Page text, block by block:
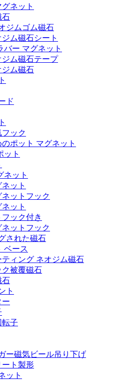
ネット
石
ジムゴム磁石
ム磁石シート
バー マグネット
ム磁石テープ
ジム磁石
ド
ック
ポット マグネット
ット
ネット
ット
ットフック
ット
ック付き
ットフック
された磁石
ベース
ティング ネオジム磁石
ク被覆磁石
石
ト
ー
転子
ー磁気ビール吊り下げ
ート製形
ット